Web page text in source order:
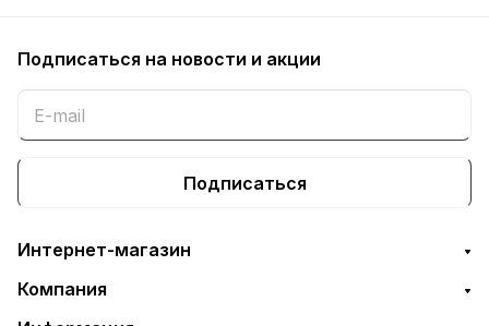
Подписаться на новости и акции
Подписаться
Интернет-магазин
Компания